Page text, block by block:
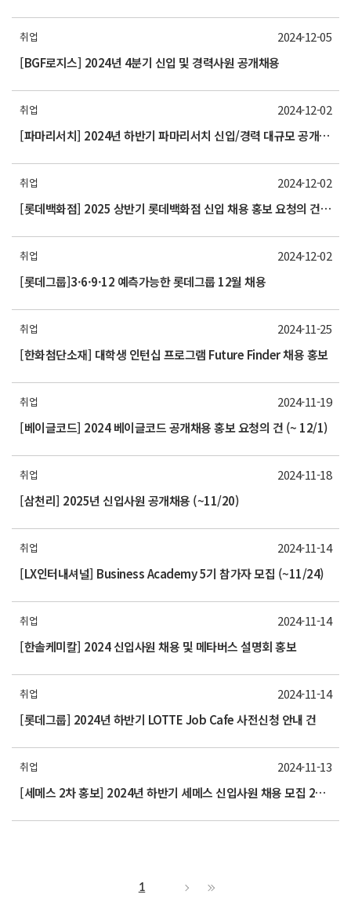
취업
[BGF로지스] 2024년 4분기 신입 및 경력사원 공개채용
2024-12-05
취업
[파마리서치] 2024년 하반기 파마리서치 신입/경력 대규모 공개채용 모집 (~12/27) 홍보 요청의 건
2024-12-02
취업
[롯데백화점] 2025 상반기 롯데백화점 신입 채용 홍보 요청의 건 (~12/25)
2024-12-02
취업
[롯데그룹]3·6·9·12 예측가능한 롯데그룹 12월 채용
2024-12-02
취업
[한화첨단소재] 대학생 인턴십 프로그램 Future Finder 채용 홍보
2024-11-25
취업
[베이글코드] 2024 베이글코드 공개채용 홍보 요청의 건 (~ 12/1)
2024-11-19
취업
[삼천리] 2025년 신입사원 공개채용 (~11/20)
2024-11-18
취업
[LX인터내셔널] Business Academy 5기 참가자 모집 (~11/24)
2024-11-14
취업
[한솔케미칼] 2024 신입사원 채용 및 메타버스 설명회 홍보
2024-11-14
취업
[롯데그룹] 2024년 하반기 LOTTE Job Cafe 사전신청 안내 건
2024-11-14
취업
[세메스 2차 홍보] 2024년 하반기 세메스 신입사원 채용 모집 2차 홍보 요청(~11/18(월)
2024-11-13
1